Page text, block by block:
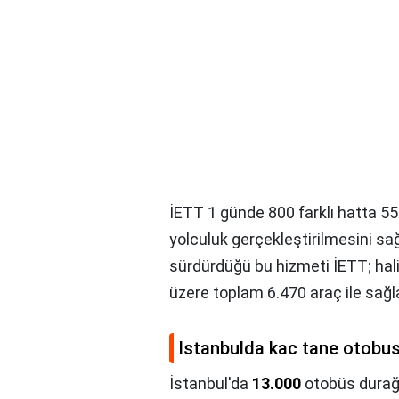
İETT 1 günde 800 farklı hatta
yolculuk gerçekleştirilmesini
sürdürdüğü bu hizmeti İETT;
üzere toplam 6.470 araç ile
Istanbulda kac tane
İstanbul'da 13.000 otobüs